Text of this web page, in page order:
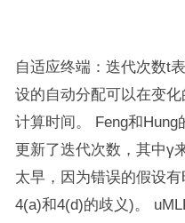
自适应终端：迭代次数t
设的自动分配可以在变
计算时间。 Feng和Hung
更新了迭代次数，其中γ
太早，因为错误的假设
4(a)和4(d)的歧义)。